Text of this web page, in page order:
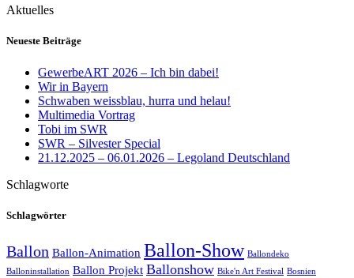
Aktuelles
Neueste Beiträge
GewerbeART 2026 – Ich bin dabei!
Wir in Bayern
Schwaben weissblau, hurra und helau!
Multimedia Vortrag
Tobi im SWR
SWR – Silvester Special
21.12.2025 – 06.01.2026 – Legoland Deutschland
Schlagworte
Schlagwörter
Ballon Ballon-Animation Ballon-Show Ballondeko
Balloninstallation Ballon Projekt Ballonshow Bike'n Art Festival Bosnien